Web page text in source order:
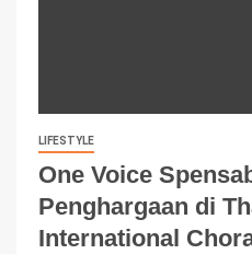
LIFESTYLE
One Voice
Penghargaan di
International